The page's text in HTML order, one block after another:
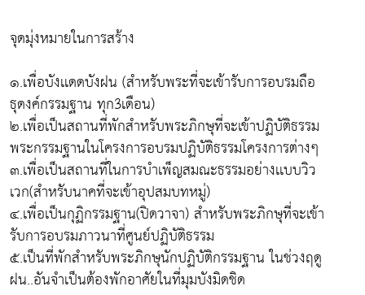
จุดมุ่งหมายในการสร้าง
๑.เพื่อบังเเดดบังฝน (สำหรับพระที่จะเข้ารับการอบรมถือ
ธุดงค์กรรมฐาน ทุก3เดือน)
๒.เพื่อเป็นสถานที่พักสำหรับพระภิกษุที่จะเข้าปฏิบัติธรรม
พระกรรมฐานในโครงการอบรมปฏิบัติธรรมโครงการต่างๆ
๓.เพื่อเป็นสถานที่ในการบำเพ็ญสมณะธรรมอย่างเเบบวิว
เวก(สำหรับนาคที่จะเข้าอุปสมบทหมู่)
๔.เพื่อเป็นกุฏิกรรมฐาน(ปิดวาจา) สำหรับพระภิกษุที่จะเข้า
รับการอบรมภาวนาที่ศูนย์ปฏิบัติธรรม
๕.เป็นที่พักสำหรับพระภิกษุนักปฏิบัติกรรมฐาน ในช่วงฤดู
ฝน..อันจำเป็นต้องพักอาศัยในที่มุมบังมิดชิด